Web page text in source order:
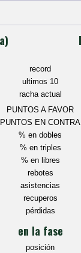
record
ultimos 10
racha actual
PUNTOS A FAVOR
PUNTOS EN CONTRA
% en dobles
% en triples
% en libres
rebotes
asistencias
recuperos
pérdidas
en la fase
posición